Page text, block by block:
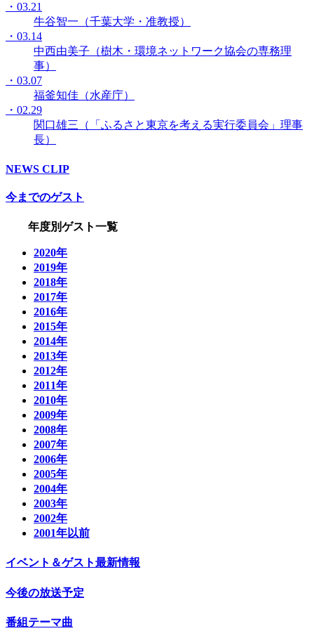
・03.21
牛谷智一（千葉大学・准教授）
・03.14
中西由美子（樹木・環境ネットワーク協会の専務理
事）
・03.07
福釜知佳（水産庁）
・02.29
関口雄三（「ふるさと東京を考える実行委員会」理事
長）
NEWS CLIP
今までのゲスト
年度別ゲスト一覧
2020年
2019年
2018年
2017年
2016年
2015年
2014年
2013年
2012年
2011年
2010年
2009年
2008年
2007年
2006年
2005年
2004年
2003年
2002年
2001年以前
イベント＆ゲスト最新情報
今後の放送予定
番組テーマ曲